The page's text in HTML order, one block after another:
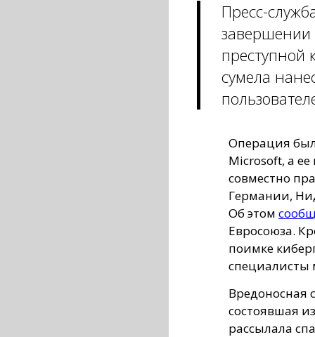
Пресс-
преступной
сумела
Операция
Microsoft, а
совместно
Германии,
Об этом
Евросоюза.
поимке
специалисты
Вредоносная
состоявшая
рассылала